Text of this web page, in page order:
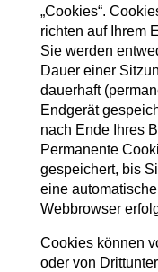
„Cookies“.
richten auf Ihrem
Sie werden
Dauer einer
dauerhaft
Endgerät
nach Ende Ihres
Permanente
gespeichert, bis
eine
Webbrowser
Cookies können
oder von